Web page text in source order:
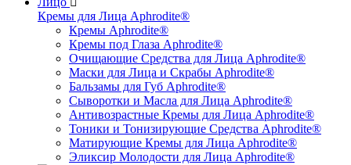
Кремы для Лица Aphrodite®
Кремы Aphrodite®
Кремы под Глаза Aphrodite®
Очищающие Средства для Лица Aphrodite®
Маски для Лица и Скрабы Aphrodite®
Бальзамы для Губ Aphrodite®
Сыворотки и Масла для Лица Aphrodite®
Антивозрастные Кремы для Лица Aphrodite®
Тоники и Тонизирующие Средства Aphrodite®
Матирующие Кремы для Лица Aphrodite®
Эликсир Молодости для Лица Aphrodite®